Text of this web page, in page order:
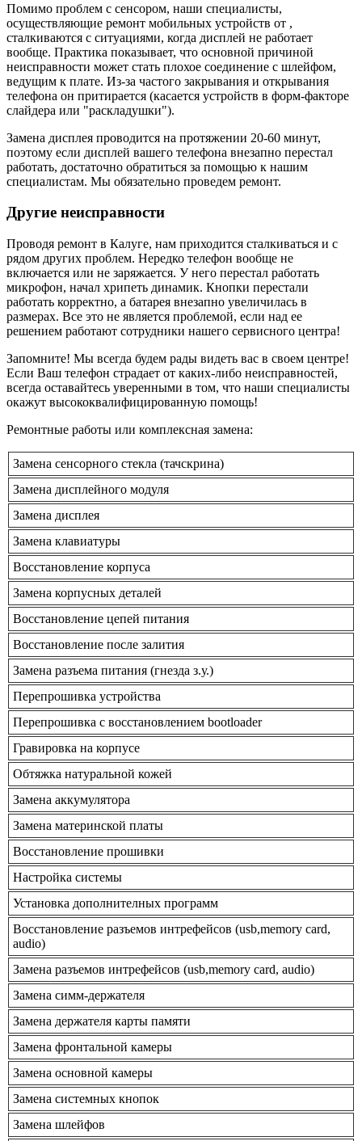
Помимо проблем с сенсором, наши специалисты,
осуществляющие ремонт мобильных устройств от ,
сталкиваются с ситуациями, когда дисплей не работает
вообще. Практика показывает, что основной причиной
неисправности может стать плохое соединение с шлейфом,
ведущим к плате. Из-за частого закрывания и открывания
телефона он притирается (касается устройств в форм-факторе
слайдера или "раскладушки").
Замена дисплея проводится на протяжении 20-60 минут,
поэтому если дисплей вашего телефона внезапно перестал
работать, достаточно обратиться за помощью к нашим
специалистам. Мы обязательно проведем ремонт.
Другие неисправности
Проводя ремонт в Калуге, нам приходится сталкиваться и с
рядом других проблем. Нередко телефон вообще не
включается или не заряжается. У него перестал работать
микрофон, начал хрипеть динамик. Кнопки перестали
работать корректно, а батарея внезапно увеличилась в
размерах. Все это не является проблемой, если над ее
решением работают сотрудники нашего сервисного центра!
Запомните! Мы всегда будем рады видеть вас в своем центре!
Если Ваш телефон страдает от каких-либо неисправностей,
всегда оставайтесь уверенными в том, что наши специалисты
окажут высококвалифицированную помощь!
Ремонтные работы или комплексная замена:
Замена сенсорного стекла (тачскрина)
Замена дисплейного модуля
Замена дисплея
Замена клавиатуры
Восстановление корпуса
Замена корпусных деталей
Восстановление цепей питания
Восстановление после залития
Замена разъема питания (гнезда з.у.)
Перепрошивка устройства
Перепрошивка с восстановлением bootloader
Гравировка на корпусе
Обтяжка натуральной кожей
Замена аккумулятора
Замена материнской платы
Восстановление прошивки
Настройка системы
Установка дополнителных программ
Восстановление разъемов интрефейсов (usb,memory card,
audio)
Замена разъемов интрефейсов (usb,memory card, audio)
Замена симм-держателя
Замена держателя карты памяти
Замена фронтальной камеры
Замена основной камеры
Замена системных кнопок
Замена шлейфов